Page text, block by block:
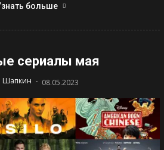
больше
сериалы мая
Шапкин - 08.05.2023